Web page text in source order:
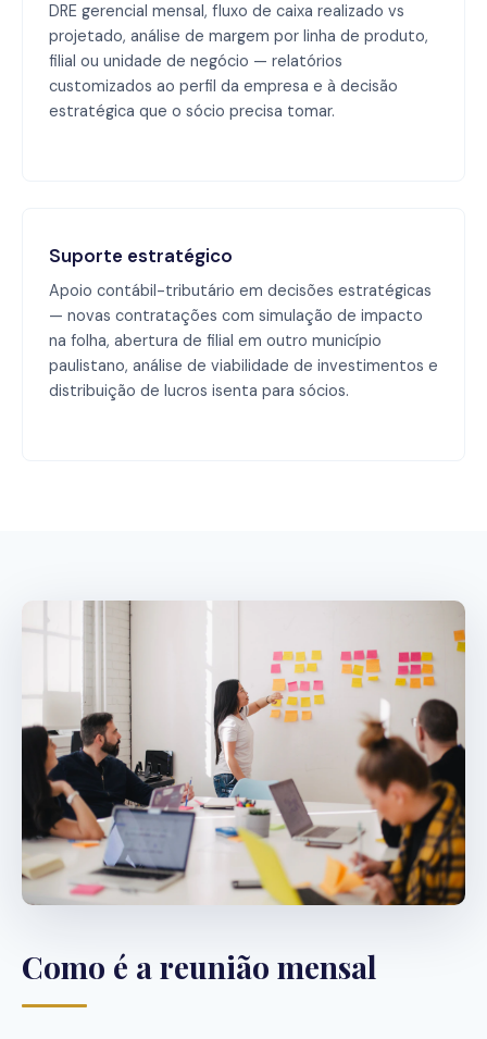
DRE gerencial mensal, fluxo de caixa realizado vs
projetado, análise de margem por linha de produto,
filial ou unidade de negócio — relatórios
customizados ao perfil da empresa e à decisão
estratégica que o sócio precisa tomar.
Suporte estratégico
Apoio contábil-tributário em decisões estratégicas
— novas contratações com simulação de impacto
na folha, abertura de filial em outro município
paulistano, análise de viabilidade de investimentos e
distribuição de lucros isenta para sócios.
Como é a reunião mensal